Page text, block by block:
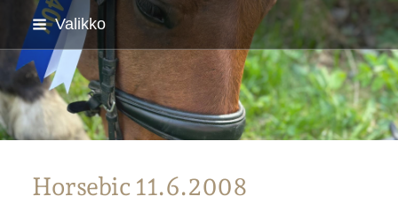
Siirry
sivun
sisältöön
Valikko
Parkanon Ratsastajat
Horsebic 11.6.2008